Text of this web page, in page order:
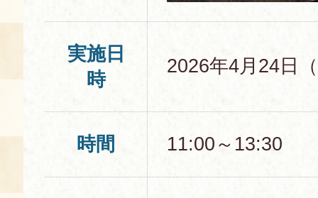
実施日
時
2026年4月24日
時間 11:00～13:30